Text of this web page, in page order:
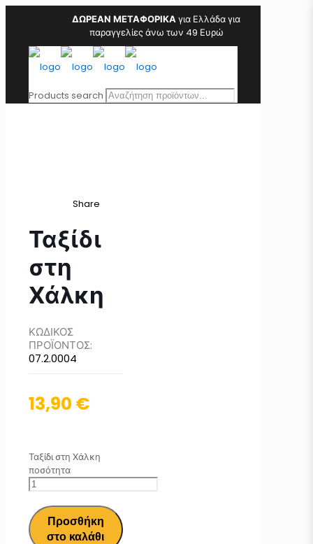
ΔΩΡΕΑΝ ΜΕΤΑΦΟΡΙΚΑγια Ελλάδα για
παραγγελίες άνω των 49 Ευρώ
Products search
Share
Ταξίδι
στη
Χάλκη
ΚΩΔΙΚΟΣ
ΠΡΟΪΟΝΤΟΣ:
07.2.0004
13,90 €
Ταξίδι στη Χάλκη
ποσότητα
Προσθήκη
στο καλάθι